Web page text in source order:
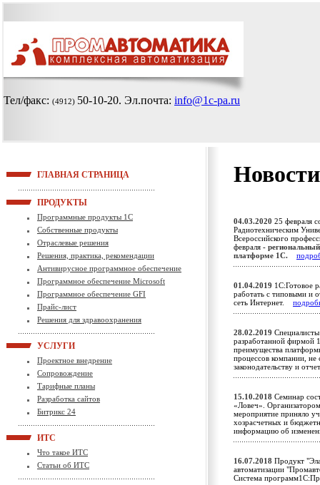
Тел/факс: (4912) 50-10-20. Эл.почта: info@1c-pa.ru
ГЛАВНАЯ СТРАНИЦА
ПРОДУКТЫ
Программные продукты 1С
Собственные продукты
Отраслевые решения
Решения, практика, рекомендации
Антивирусное программное обеспечение
Программное обеспечение Microsoft
Программное обеспечение GFI
Прайс-лист
Решения для здравоохранения
УСЛУГИ
Проектное внедрение
Сопровождение
Тарифные планы
Разработка сайтов
Битрикс 24
ИТС
Что такое ИТС
Статьи об ИТС
04.03.2020 25 февраля
Радиотехническим
Всероссийского
февраля -
платформе 1С.
01.04.2019 1С:Готовое
работать с типовыми и
сеть Интернет.
28.02.2019
разработанной фирмой
преимущества
процессов компании, не
законодательству и
15.10.2018 Семинар
«Ловеч».
мероприятие приняло
хозрасчетных и
информацию об
16.07.2018 Продукт
автоматизации
Система